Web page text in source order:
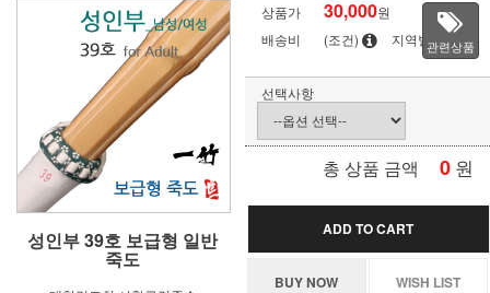
성인부 39호 보급형 일반
죽도
상품가 30,000원
배송비
(조건) 지역별관련상품
선택사항
총 상품 금액 0 원
ADD TO CART
BUY NOW WISH LIST